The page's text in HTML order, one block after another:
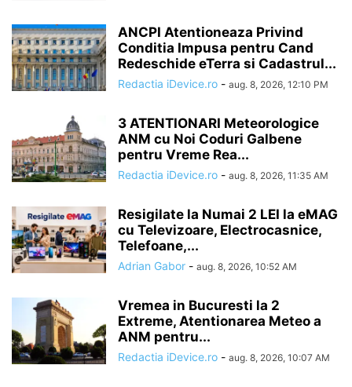
ANCPI Atentioneaza Privind
Conditia Impusa pentru Cand
Redeschide eTerra si Cadastrul...
Redactia iDevice.ro - aug. 8, 2026, 12:10 PM
3 ATENTIONARI Meteorologice
ANM cu Noi Coduri Galbene
pentru Vreme Rea...
Redactia iDevice.ro - aug. 8, 2026, 11:35 AM
Resigilate la Numai 2 LEI la eMAG
cu Televizoare, Electrocasnice,
Telefoane,...
Adrian Gabor - aug. 8, 2026, 10:52 AM
Vremea in Bucuresti la 2
Extreme, Atentionarea Meteo a
ANM pentru...
Redactia iDevice.ro - aug. 8, 2026, 10:07 AM